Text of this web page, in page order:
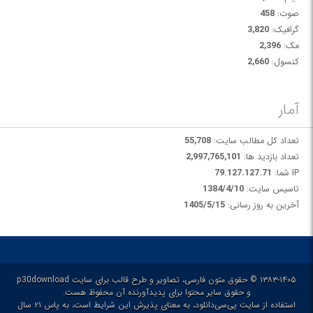
صوت: 458
گرافیک: 3,820
مک: 2,396
کنسول: 2,660
آمار
تعداد کل مطالب سایت: 55,708
تعداد بازدید ها: 2,997,765,101
IP شما:
79.127.127.71
تاسیس سایت: 1384/4/10
آخرین به روز رسانی: 1405/5/15
۱۳۸۳-۱۴۰۵ © حقوق متون فارسی، تصاویر و طرح قالب برای سایت p30download
و حقوق سایر محتوا برای پدیدآورنده آن محفوظ هست.
استفاده از سایت پی‌سی‌دانلود، به معنای پذیرش این شرایط
است، به پاس ۲۱ سال